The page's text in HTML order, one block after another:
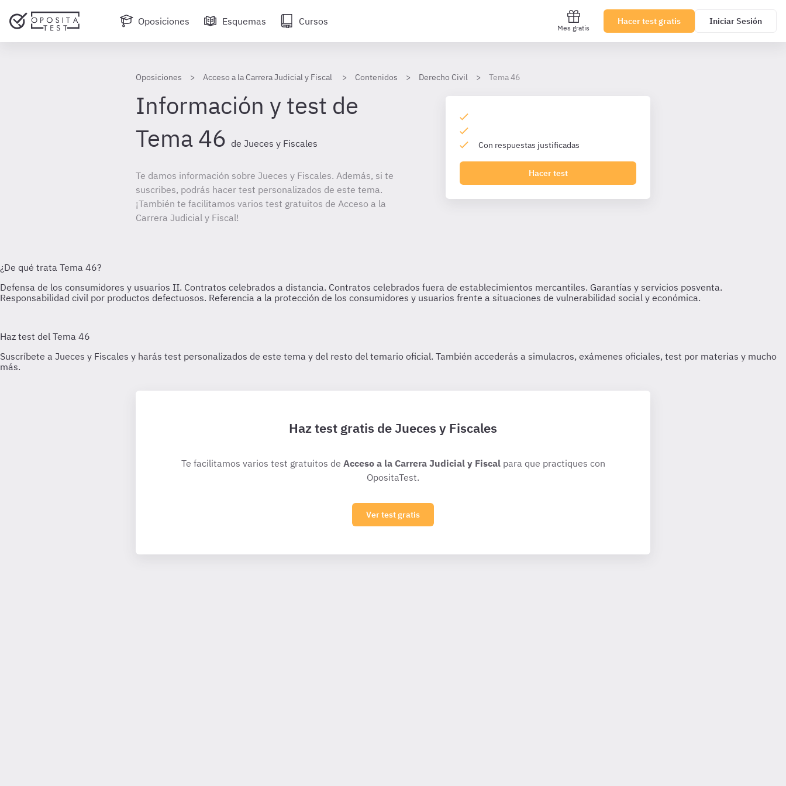
Oposiciones Esquemas Cursos
Mes gratis
Hacer test gratis Iniciar Sesión
Oposiciones Acceso a la Carrera Judicial y Fiscal Contenidos Derecho Civil Tema 46
Información y test de
Tema 46 de Jueces y Fiscales
Te damos información sobre Jueces y Fiscales. Además, si te
suscribes, podrás hacer test personalizados de este tema.
¡También te facilitamos varios test gratuitos de Acceso a la
Carrera Judicial y Fiscal!
Con respuestas justificadas
Hacer test
Haz test gratis de Jueces y Fiscales
Te facilitamos varios test gratuitos de Acceso a la Carrera Judicial y Fiscalpara que practiques con
OpositaTest.
Ver test gratis